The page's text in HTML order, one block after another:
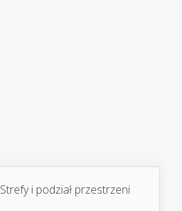
Strefy i podział przestrzeni